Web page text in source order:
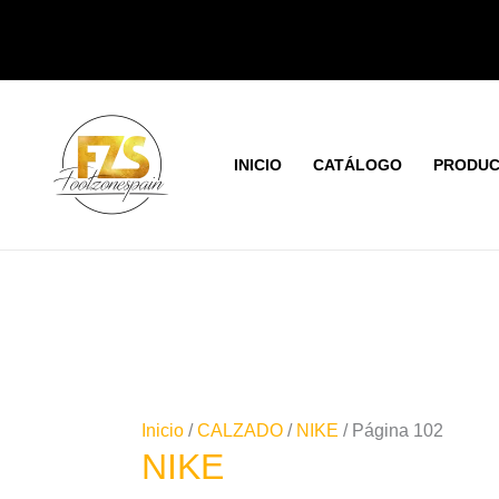
INICIO CATÁLOGO
Inicio/CALZADO/ NIKE / Página 102
NIKE